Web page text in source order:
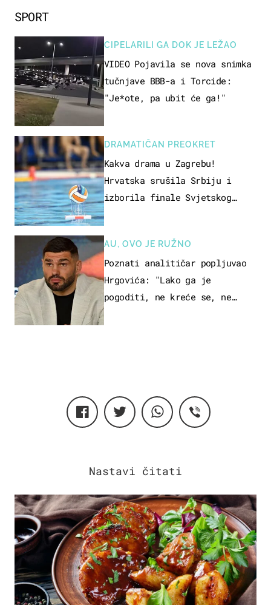
SPORT
CIPELARILI GA DOK JE LEŽAO
VIDEO Pojavila se nova snimka
tučnjave BBB-a i Torcide:
"Je*ote, pa ubit će ga!"
DRAMATIČAN PREOKRET
Kakva drama u Zagrebu!
Hrvatska srušila Srbiju i
izborila finale Svjetskog
AU, OVO JE RUŽNO
Poznati analitičar popljuvao
Hrgovića: "Lako ga je
pogoditi, ne kreće se, ne